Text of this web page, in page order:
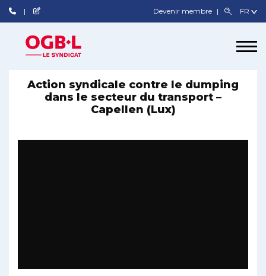
Devenir membre
Action syndicale contre le dumping
dans le secteur du transport –
Capellen (Lux)